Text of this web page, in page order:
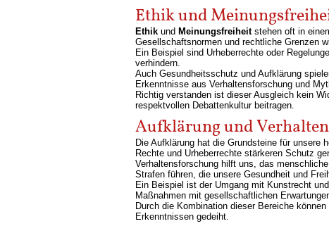
Ethik und
Ethik und Meinungsfreiheitstehen oft in
Gesellschaftsnormen und rechtliche Grenzen
Ein Beispiel sind Urheberrechte oder
verhindern.
Auch Gesundheitsschutz und Aufklärung
Erkenntnisse aus Verhaltensforschung und
Richtig verstanden ist dieser Ausgleich kein
respektvollen Debattenkultur beitragen.
Aufklärung und
Die Aufklärung hat die Grundsteine für unsere
Rechte und Urheberrechte stärkeren Schutz
Verhaltensforschung hilft uns, das
Strafen führen, die unsere Gesundheit und
Ein Beispiel ist der Umgang mit Kunstrecht
Maßnahmen mit gesellschaftlichen
Durch die Kombination dieser Bereiche
Erkenntnissen gedeiht.